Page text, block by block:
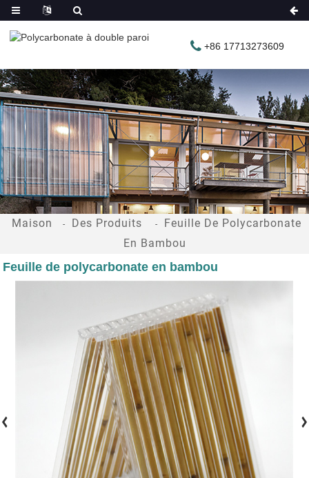
+86 17713273609
Maison Des Produits
Feuille De Polycarbonate
En Bambou
Feuille de polycarbonate en bambou